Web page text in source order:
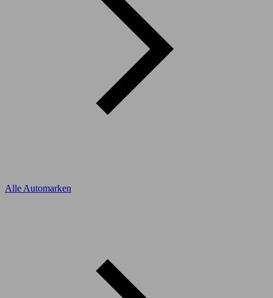
Alle Automarken